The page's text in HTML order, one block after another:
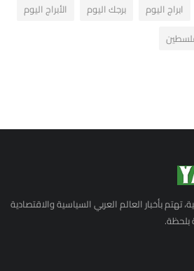
ابراج اليوم برجك اليوم
الأبراج اليوم
تهتم بأخبار العالم العربي السياسية والاقتصادية
بلحظة.